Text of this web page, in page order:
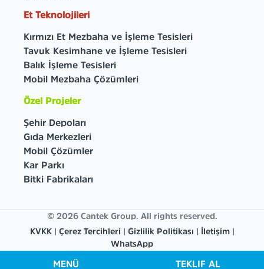
Et Teknolojileri
Kırmızı Et Mezbaha ve İşleme Tesisleri
Tavuk Kesimhane ve İşleme Tesisleri
Balık İşleme Tesisleri
Mobil Mezbaha Çözümleri
Özel Projeler
Şehir Depoları
Gıda Merkezleri
Mobil Çözümler
Kar Parkı
Bitki Fabrikaları
© 2026 Cantek Group. All rights reserved.
KVKK| Çerez Tercihleri Gizlilik Politikası İletişim|
WhatsApp
MENÜ TEKLIF AL